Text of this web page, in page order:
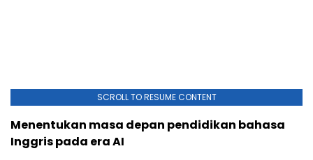
SCROLL TO RESUME CONTENT
Menentukan masa depan pendidikan bahasa
Inggris pada era AI